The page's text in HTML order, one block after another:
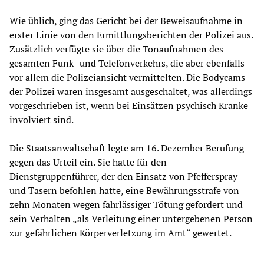
Wie üblich, ging das Gericht bei der Beweisaufnahme in
erster Linie von den Ermittlungsberichten der Polizei aus.
Zusätzlich verfügte sie über die Tonaufnahmen des
gesamten Funk- und Telefonverkehrs, die aber ebenfalls
vor allem die Polizeiansicht vermittelten. Die Bodycams
der Polizei waren insgesamt ausgeschaltet, was allerdings
vorgeschrieben ist, wenn bei Einsätzen psychisch Kranke
involviert sind.
Die Staatsanwaltschaft legte am 16. Dezember Berufung
gegen das Urteil ein. Sie hatte für den
Dienstgruppenführer, der den Einsatz von Pfefferspray
und Tasern befohlen hatte, eine Bewährungsstrafe von
zehn Monaten wegen fahrlässiger Tötung gefordert und
sein Verhalten „als Verleitung einer untergebenen Person
zur gefährlichen Körperverletzung im Amt“ gewertet.